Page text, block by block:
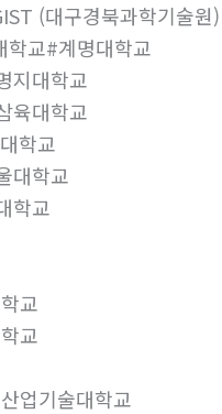
(대구경북과학기술원)
교#계명대학교
지대학교
육대학교
학교
대학교
학교
교
교
업기술대학교